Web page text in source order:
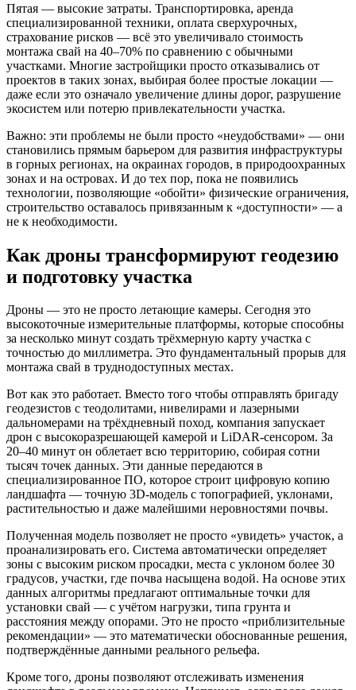
Пятая — высокие затраты. Транспортировка, аренда
специализированной техники, оплата сверхурочных,
страхование рисков — всё это увеличивало стоимость
монтажа свай на 40–70% по сравнению с обычными
участками. Многие застройщики просто отказывались от
проектов в таких зонах, выбирая более простые локации —
даже если это означало увеличение длины дорог, разрушение
экосистем или потерю привлекательности участка.
Важно: эти проблемы не были просто «неудобствами» — они
становились прямым барьером для развития инфраструктуры
в горных регионах, на окраинах городов, в природоохранных
зонах и на островах. И до тех пор, пока не появились
технологии, позволяющие «обойти» физические ограничения,
строительство оставалось привязанным к «доступности» — а
не к необходимости.
Как дроны трансформируют геодезию
и подготовку участка
Дроны — это не просто летающие камеры. Сегодня это
высокоточные измерительные платформы, которые способны
за несколько минут создать трёхмерную карту участка с
точностью до миллиметра. Это фундаментальный прорыв для
монтажа свай в труднодоступных местах.
Вот как это работает. Вместо того чтобы отправлять бригаду
геодезистов с теодолитами, нивелирами и лазерными
дальномерами на трёхдневный поход, компания запускает
дрон с высокоразрешающей камерой и LiDAR-сенсором. За
20–40 минут он облетает всю территорию, собирая сотни
тысяч точек данных. Эти данные передаются в
специализированное ПО, которое строит цифровую копию
ландшафта — точную 3D-модель с топографией, уклонами,
растительностью и даже малейшими неровностями почвы.
Полученная модель позволяет не просто «увидеть» участок, а
проанализировать его. Система автоматически определяет
зоны с высоким риском просадки, места с уклоном более 30
градусов, участки, где почва насыщена водой. На основе этих
данных алгоритмы предлагают оптимальные точки для
установки свай — с учётом нагрузки, типа грунта и
расстояния между опорами. Это не просто «приблизительные
рекомендации» — это математически обоснованные решения,
подтверждённые данными реального рельефа.
Кроме того, дроны позволяют отслеживать изменения